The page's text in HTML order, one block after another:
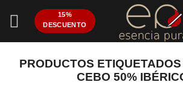
contenido
15%
DESCUENTO
PRODUCTOS
CEBO 50%